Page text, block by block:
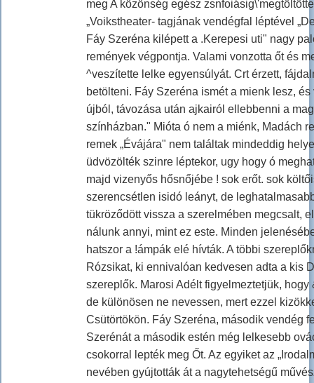
meg A közönség egész
„Voikstheater- tagjának vendégfal léptével
Fáy Szeréna kilépett a .Kerepesi uti" nagy
remények végpontja. Valami vonzotta őt és
^veszítette lelke egyensúlyát. Crt érzett,
betölteni. Fáy Szeréna ismét a mienk lesz,
újból, távozása után ajkairól ellebbenni a
színházban." Mióta ó nem a miénk, Madách
remek „Évájára" nem találtak mindeddig
üdvözölték szinre léptekor, ugy hogy ó
majd vizenyős hősnőjébe ! sok erőt. sok
szerencsétlen isidó leányt, de
tükröződött vissza a szerelmében megcsalt,
nálunk annyi, mint ez este. Minden
hatszor a !ámpák elé hívták. A többi
Rózsikat, ki ennivalóan kedvesen adta a kis
szereplők. Marosi Adélt figyelmeztetjük,
de különösen ne nevessen, mert ezzel
Csütörtökön. Fáy Szeréna, második vendég
Szerénát a második estén még lelkesebb
csokorral lepték meg Őt. Az egyiket az
nevében gyújtották át a nagytehetségű